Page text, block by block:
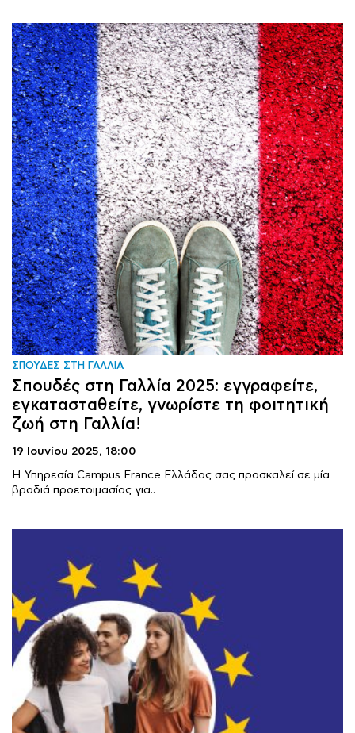
ΣΠΟΥΔΕΣ ΣΤΗ ΓΑΛΛΙΑ
Σπουδές στη Γαλλία 2025: εγγραφείτε,
εγκατασταθείτε, γνωρίστε τη φοιτητική
ζωή στη Γαλλία!
19 Ιουνίου 2025, 18:00
Η Υπηρεσία Campus France Ελλάδος σας προσκαλεί σε μία
βραδιά προετοιμασίας για..